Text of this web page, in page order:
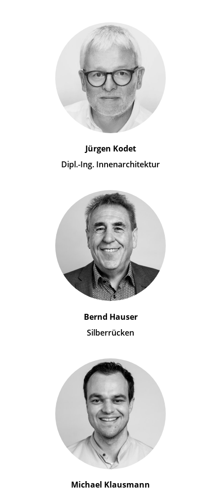
Jürgen Kodet
Dipl.-Ing. Innenarchitektur
Bernd Hauser
Silberrücken
Michael Klausmann